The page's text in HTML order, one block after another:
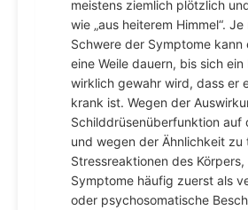
meistens ziemlich plötzlich
wie „aus heiterem Himmel“. Je
Schwere der Symptome kann
eine Weile dauern, bis sich
wirklich gewahr wird, dass er
krank ist. Wegen der
Schilddrüsenüberfunktion auf
und wegen der Ähnlichkeit zu
Stressreaktionen des
Symptome häufig zuerst als
oder psychosomatische